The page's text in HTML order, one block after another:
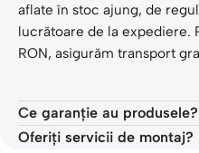
aflate în stoc ajung, de
lucrătoare de la expediere.
RON, asigurăm transport
Ce garanție au produsele?
Oferiți servicii de montaj?